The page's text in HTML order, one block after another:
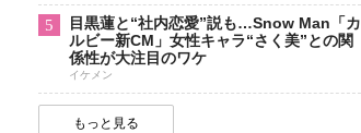
5
目黒蓮と“社内恋愛”説も…Snow Man「カ
ルビー新CM」女性キャラ“さく美”との関
係性が大注目のワケ
イケメン
もっと見る